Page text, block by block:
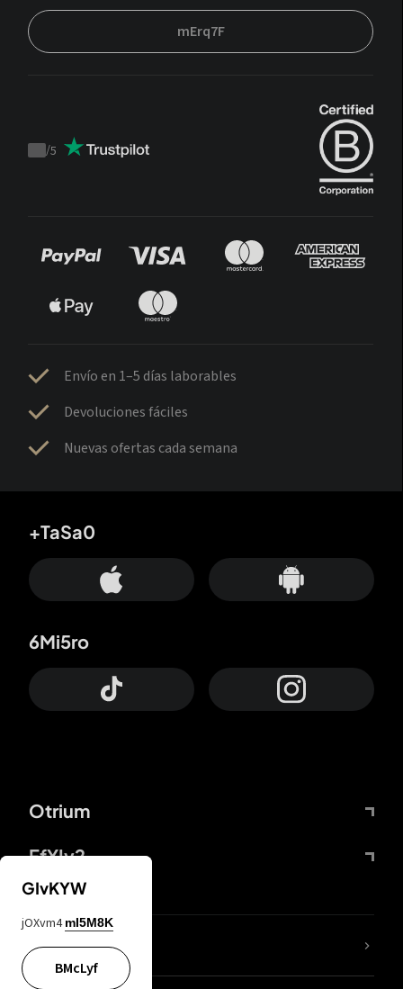
mErq7F
Trustpilot
/5
Envío en 1–5 días laborables
Devoluciones fáciles
Nuevas ofertas cada semana
Otrium
FfYIy2
+TaSa0
6Mi5ro
65A04M
GIvKYW
jOXvm4 mI5M8K
BMcLyf